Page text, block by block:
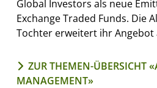
Global Investors als neue
Exchange Traded Funds. Die
Tochter erweitert ihr Angebot
ZUR THEMEN-ÜBERSICHT
MANAGEMENT»